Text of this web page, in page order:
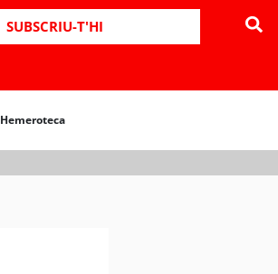
SUBSCRIU-T'HI
Hemeroteca